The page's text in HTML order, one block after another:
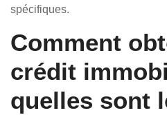
spécifiques.
Comment
crédit
quelles sont